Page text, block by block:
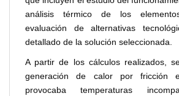
análisis térmico de los
evaluación de alternativas
detallado de la solución seleccionada.
A partir de los cálculos realizados,
generación de calor por fricción
provocaba temperaturas